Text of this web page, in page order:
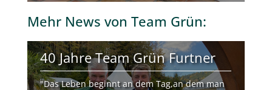
Mehr News von Team Grün:
40 Jahre Team Grün Furtner
"Das Leben beginnt an dem Tag,an dem man